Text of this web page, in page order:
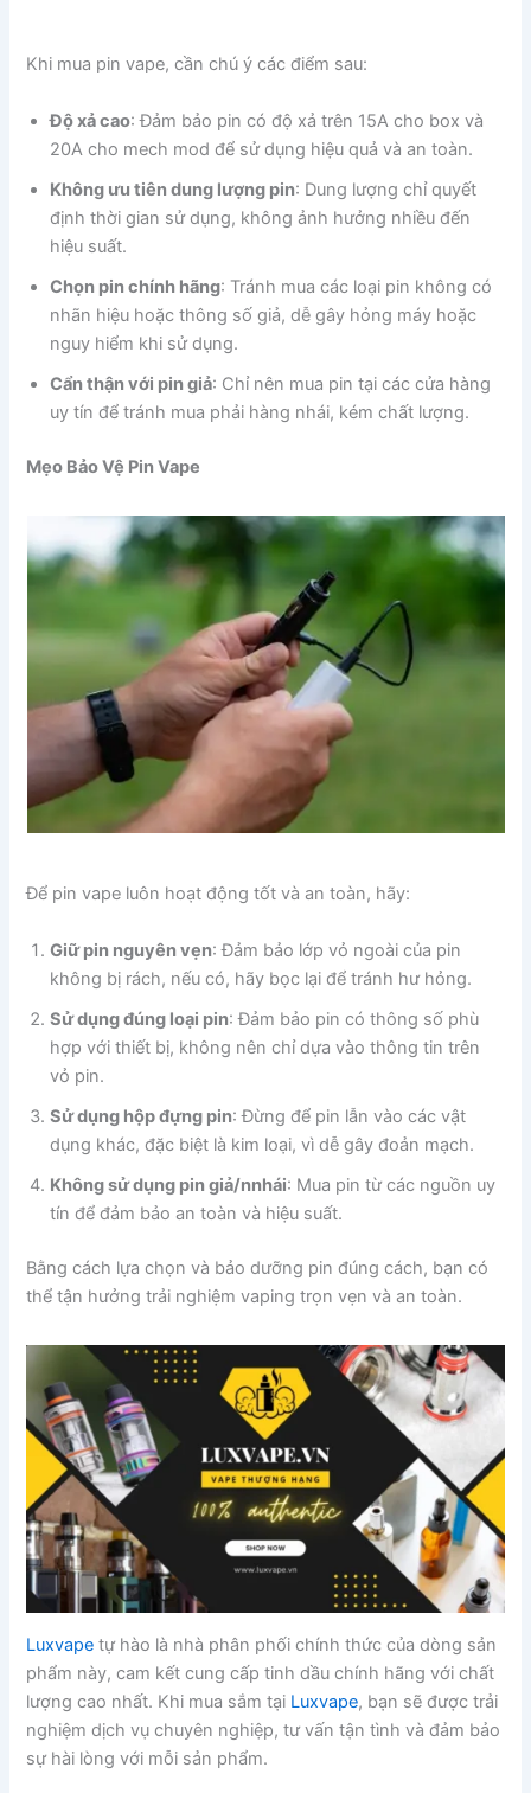
Khi mua pin vape, cần chú ý các điểm sau:
Độ xả cao: Đảm bảo pin có độ xả trên 15A cho box và
20A cho mech mod để sử dụng hiệu quả và an toàn.
Không ưu tiên dung lượng pin: Dung lượng chỉ quyết
định thời gian sử dụng, không ảnh hưởng nhiều đến
hiệu suất.
Chọn pin chính hãng: Tránh mua các loại pin không có
nhãn hiệu hoặc thông số giả, dễ gây hỏng máy hoặc
nguy hiểm khi sử dụng.
Cẩn thận với pin giả: Chỉ nên mua pin tại các cửa hàng
uy tín để tránh mua phải hàng nhái, kém chất lượng.
Mẹo Bảo Vệ Pin Vape
Để pin vape luôn hoạt động tốt và an toàn, hãy:
Giữ pin nguyên vẹn: Đảm bảo lớp vỏ ngoài của pin
không bị rách, nếu có, hãy bọc lại để tránh hư hỏng.
Sử dụng đúng loại pin: Đảm bảo pin có thông số phù
hợp với thiết bị, không nên chỉ dựa vào thông tin trên
vỏ pin.
Sử dụng hộp đựng pin: Đừng để pin lẫn vào các vật
dụng khác, đặc biệt là kim loại, vì dễ gây đoản mạch.
Không sử dụng pin giả/nnhái: Mua pin từ các nguồn uy
tín để đảm bảo an toàn và hiệu suất.
Bằng cách lựa chọn và bảo dưỡng pin đúng cách, bạn có
thể tận hưởng trải nghiệm vaping trọn vẹn và an toàn.
Luxvape tự hào là nhà phân phối chính thức của dòng sản
phẩm này, cam kết cung cấp tinh dầu chính hãng với chất
lượng cao nhất. Khi mua sắm tại Luxvape, bạn sẽ được trải
nghiệm dịch vụ chuyên nghiệp, tư vấn tận tình và đảm bảo
sự hài lòng với mỗi sản phẩm.